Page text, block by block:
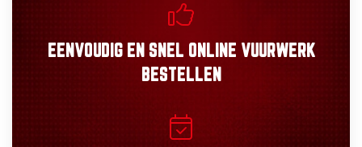
EENVOUDIGEN SNEL ONLINE VUURWERK
BESTELLEN